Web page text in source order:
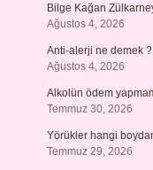
Bilge Kağan
Ağustos 4, 2026
Anti-alerji ne demek ?
Ağustos 4, 2026
Alkolün ödem
Temmuz 30, 2026
Yörükler hangi
Temmuz 29, 2026